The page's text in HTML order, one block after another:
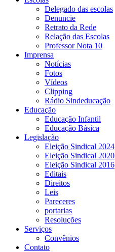
Delegado das escolas
Denuncie
Retrato da Rede
Relação das Escolas
Professor Nota 10
Imprensa
Notícias
Fotos
Vídeos
Clipping
Rádio Sindeducação
Educação
Educação Infantil
Educação Básica
Legislação
Eleição Sindical 2024
Eleição Sindical 2020
Eleição Sindical 2016
Editais
Direitos
Leis
Pareceres
portarias
Resoluções
Serviços
Convênios
Contato